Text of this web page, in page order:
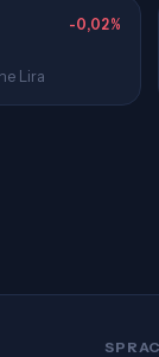
-0,02%
Lira